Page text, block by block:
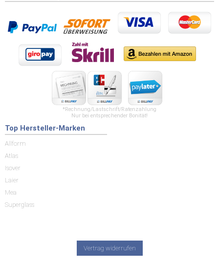
*Rechnung/Lastschrift/Ratenzahlung
Nur bei entsprechender Bonität!
Top Hersteller-Marken
Allform
Atlas
Isover
Laier
Mea
Superglass
Vertrag widerrufen